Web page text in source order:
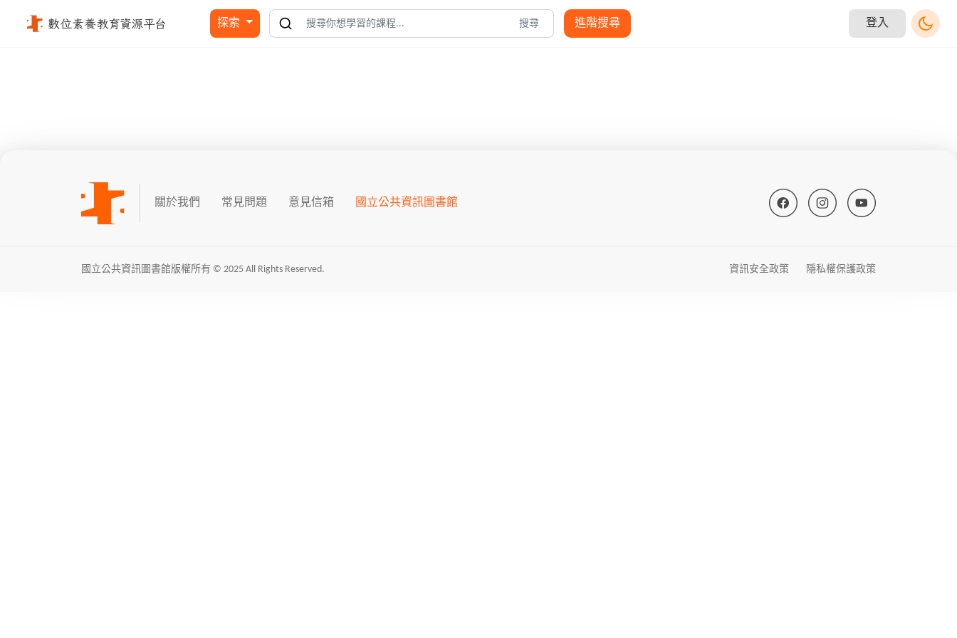
探索
搜尋 進階搜尋 登入
關於我們 常見問題 意見信箱 國立公共資訊圖書館
國立公共資訊圖書館版權所有 © 2025 All Rights Reserved. 資訊安全政策 隱私權保護政策